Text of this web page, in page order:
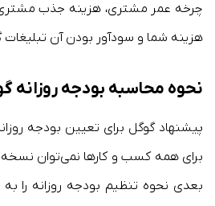
هزینه شما و سودآور بودن آن تبلیغات
نحوه محاسبه بودجه روزانه
پیشنهاد گوگل برای تعیین بودجه
برای همه کسب و کارها نمی‌توان
بعدی نحوه تنظیم بودجه روزانه را